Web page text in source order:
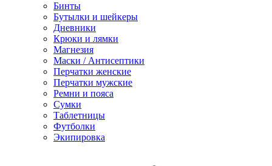
Бинты
Бутылки и шейкеры
Дневники
Крюки и лямки
Магнезия
Маски / Антисептики
Перчатки женские
Перчатки мужские
Ремни и пояса
Сумки
Таблетницы
Футболки
Экипировка